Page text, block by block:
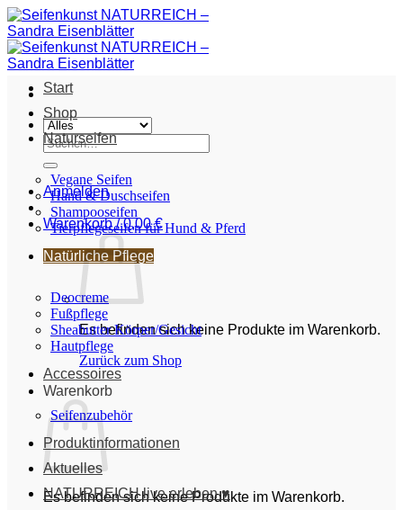
Zum
Inhalt
springen
Suche
nach:
Anmelden
Warenkorb /0,00€
Es befinden sich keine Produkte im Warenkorb.
Zurück zum Shop
Warenkorb
Es befinden sich keine Produkte im Warenkorb.
Start
Shop
Naturseifen
Vegane Seifen
Hand & Duschseifen
Shampooseifen
Tierpflegeseifen für Hund & Pferd
Natürliche Pflege
Deocreme
Fußpflege
Sheabutter Körper/Gesicht
Hautpflege
Accessoires
Seifenzubehör
Produktinformationen
Aktuelles
NATURREICH live erleben ♥